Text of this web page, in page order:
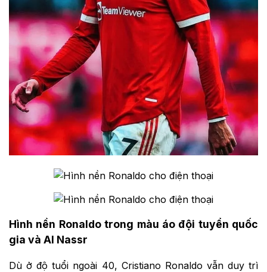
Hình nền Ronaldo trong màu áo đội tuyển quốc
gia và Al Nassr
Dù ở độ tuổi ngoài 40, Cristiano Ronaldo vẫn duy trì